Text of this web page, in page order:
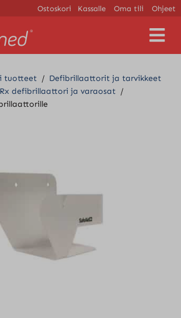
Ostoskori Kassalle Oma tili Ohjeet
V
a
l
tuotteet / Defibrillaattorit ja tarvikkeet
defibrillaattori ja varaosat /